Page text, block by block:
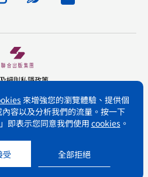
來增強您的瀏覽體驗、提供個
內容以及分析我們的流量。按一下
」即表示您同意我們使用 cookies 。
受 全部拒絕
載 三聯書店(香港)有限公司
Kong) Company Limited.
reserved.
細則私隱政策